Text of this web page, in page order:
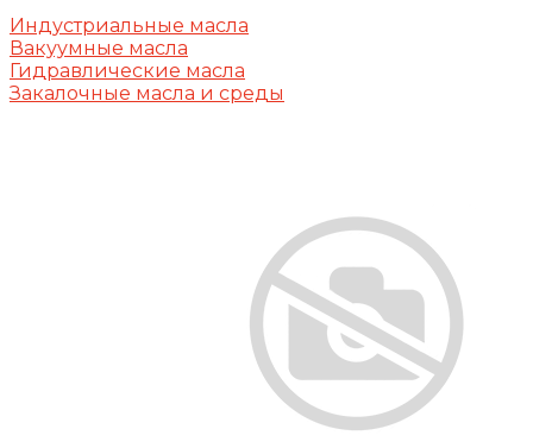
Индустриальные масла
Вакуумные масла
Гидравлические масла
Закалочные масла и среды